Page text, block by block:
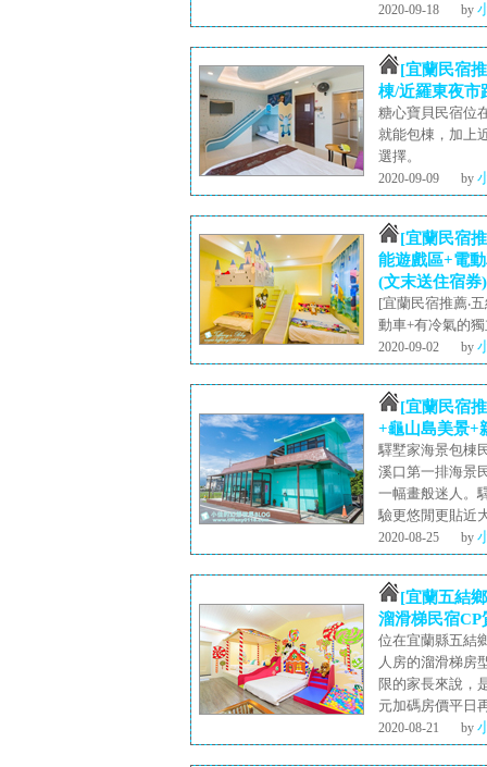
2020-09-18
by
[宜蘭民宿
棟/近羅東夜市
糖心寶貝民宿位
就能包棟，加上
選擇。
2020-09-09
by
[宜蘭民宿
能遊戲區+電
(文末送住宿券)
[宜蘭民宿推薦‧
動車+有冷氣的
2020-09-02
by
[宜蘭民宿
+龜山島美景+
驛墅家海景包棟
溪口第一排海景
一幅畫般迷人。
驗更悠閒更貼近
2020-08-25
by
[宜蘭五結
溜滑梯民宿CP
位在宜蘭縣五結
人房的溜滑梯房
限的家長來說，
元加碼房價平日
2020-08-21
by